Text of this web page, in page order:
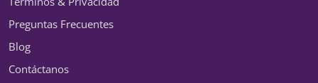
Preguntas Frecuentes
Blog
Contáctanos